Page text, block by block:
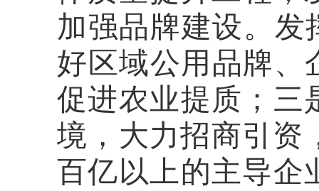
加强品牌建设。发
好区域公用品牌、
促进农业提质；三
境，大力招商引资
百亿以上的主导企